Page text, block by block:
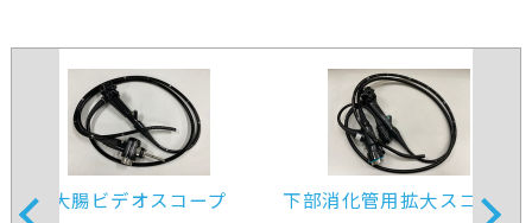
大腸ビデオスコープ 下部消化管用拡大スコープ